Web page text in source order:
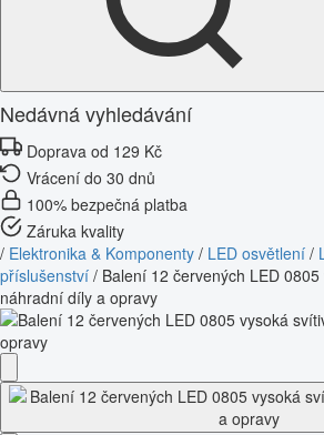
Nedávná vyhledávání
Doprava od 129 Kč
Vrácení do 30 dnů
100% bezpečná platba
Záruka kvality
/ Elektronika & Komponenty / LED osvětlení /
příslušenství / Balení 12 červených LED
náhradní díly a opravy